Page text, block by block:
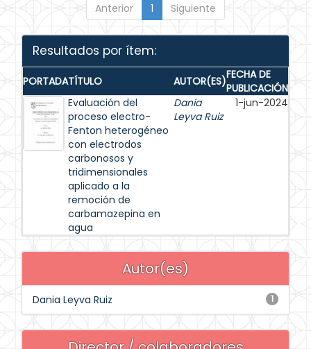
Anterior 1 Siguiente
Resultados por ítem:
PORTADATÍTULO AUTOR(ES)FECHA DE
PUBLICACIÓN
Evaluación del
proceso electro-
Fenton heterogéneo
con electrodos
carbonosos y
tridimensionales
aplicado a la
remoción de
carbamazepina en
agua
Dania
Leyva Ruiz
1-jun-2024
Autor(es)
1
Dania Leyva Ruiz